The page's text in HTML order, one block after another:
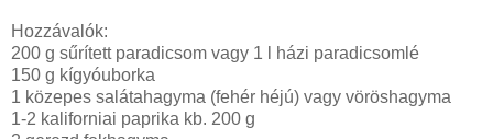
Hozzávalók:
200 g sűrített paradicsom vagy 1 l házi paradicsomlé
150 g kígyóuborka
1 közepes salátahagyma (fehér héjú) vagy vöröshagyma
1-2 kaliforniai paprika kb. 200 g